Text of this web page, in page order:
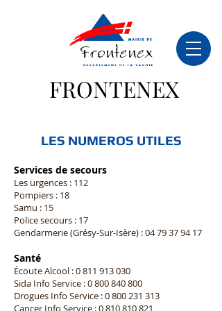
FRONTENEX
LES NUMEROS UTILES
Services de secours
Les urgences : 112
Pompiers : 18
Samu : 15
Police secours : 17
Gendarmerie (Grésy-Sur-Isère) :04 79 37 94 17
Santé
Écoute Alcool :0 811 913 030
Sida Info Service :0 800 840 800
Drogues Info Service :0 800 231 313
Cancer Info Service :0 810 810 821